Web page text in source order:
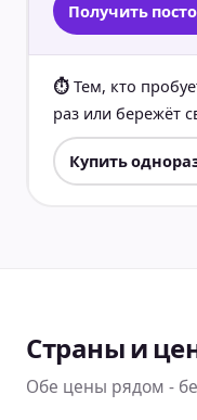
Получить
Тем, кто
раз или бережёт
Купить
Страны и
Обе цены рядом -